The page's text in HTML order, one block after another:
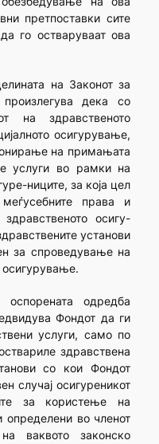
претпоставки сите
го остваруваат ова
на Законот за
произлегува дека со
на здравственото
осигурување,
на примањата
услуги во рамки на
ниците, за која цел
права и
осигу-
установи
за спроведување на
одредба
Фондот да ги
услуги, само по
здравствена
со кои Фондот
случај осигуреникот
за користење на
определени во членот
ваквото законско